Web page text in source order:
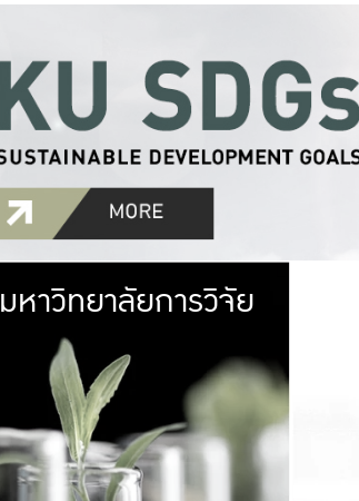
มหาวิทยาลัย
เกษตรศาสตร์ มีพื้นที่เขียวสดใส หนาแน่น
เป็นป่าในเมือง (URBAN FOREST)
เกษตรในเมือง (URBAN AGRICULTURE)
ที่นับรวมกันได้ประมาณ 1,400 ไร่
มหาวิทยาลัยการวิจัย